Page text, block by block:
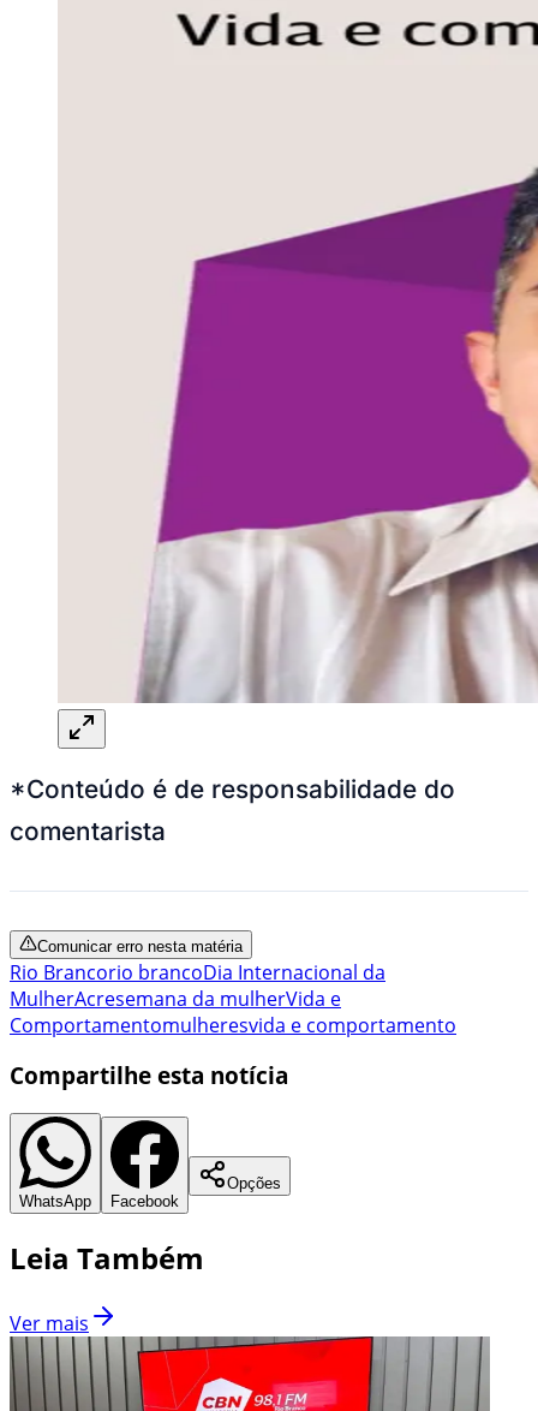
*Conteúdo é de responsabilidade do
comentarista
Comunicar erro nesta matéria
Rio Brancorio brancoDia Internacional da
MulherAcresemana da mulherVida e
Comportamentomulheresvida e comportamento
Compartilhe esta notícia
WhatsApp Facebook
Opções
Leia Também
Ver mais